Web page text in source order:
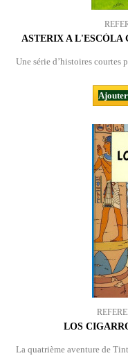
ASTERIX A L'ESCÒLA
Une série d’histoires courtes
LOS
La quatrième aventure de